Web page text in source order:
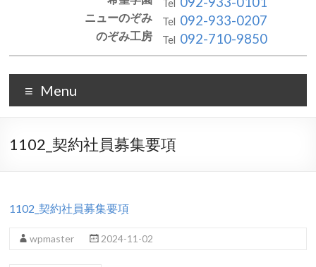
Tel
ニューのぞみTel 092-933-0207
のぞみ工房Tel 092-710-9850
Menu
1102_契約社員募集要項
1102_契約社員募集要項
wpmaster 2024-11-02